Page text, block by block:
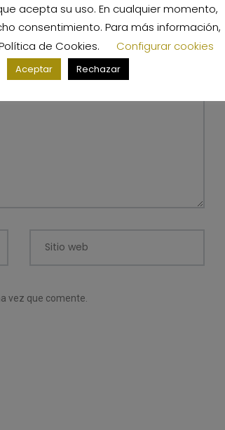
están marcados con*
Sitio web
vez que comente.
de
acepta su uso. En cualquier momento,
consentimiento. Para más información,
de Cookies. Configurar cookies
Aceptar Rechazar